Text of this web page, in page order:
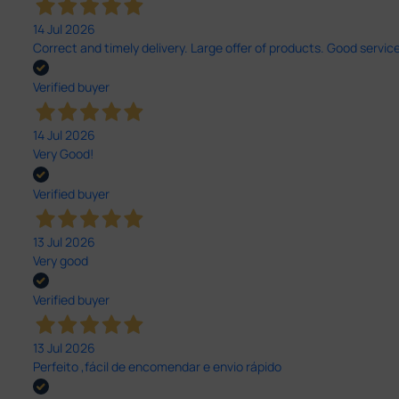
14 Jul 2026
Correct and timely delivery. Large offer of products. Good
Verified buyer
14 Jul 2026
Very Good!
Verified buyer
13 Jul 2026
Very good
Verified buyer
13 Jul 2026
Perfeito ,fácil de encomendar e envio rápido